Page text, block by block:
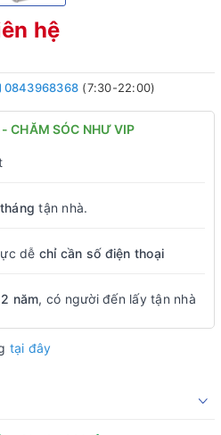
hệ
0843968368 (7:30-22:00)
CHĂM SÓC NHƯ VIP
tận nhà.
dễ chỉ cần số điện thoại
năm, có người đến lấy tận nhà
tại đây